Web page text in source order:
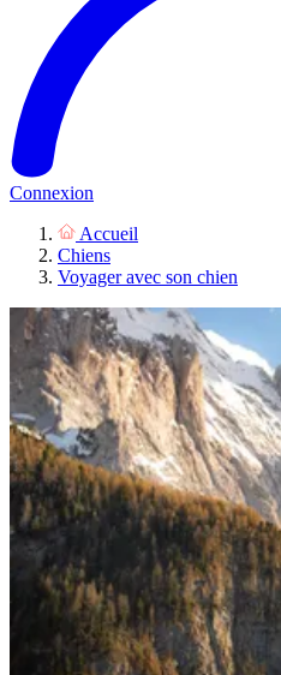
Connexion
Accueil
Chiens
Voyager avec son chien